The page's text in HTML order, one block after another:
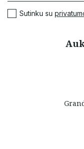
Sutinku su